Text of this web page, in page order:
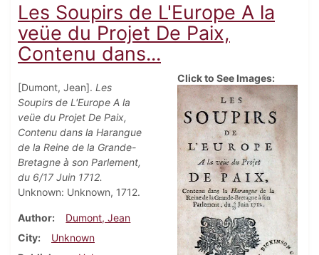
Les Soupirs de L'Europe A la
veüe du Projet De Paix,
Contenu dans...
[Dumont, Jean]. Les
Soupirs de L'Europe A la
veüe du Projet De Paix,
Contenu dans la Harangue
de la Reine de la Grande-
Bretagne à son Parlement,
du 6/17 Juin 1712.
Unknown: Unknown, 1712.
Author
Dumont, Jean
City
Unknown
Click to See Images: